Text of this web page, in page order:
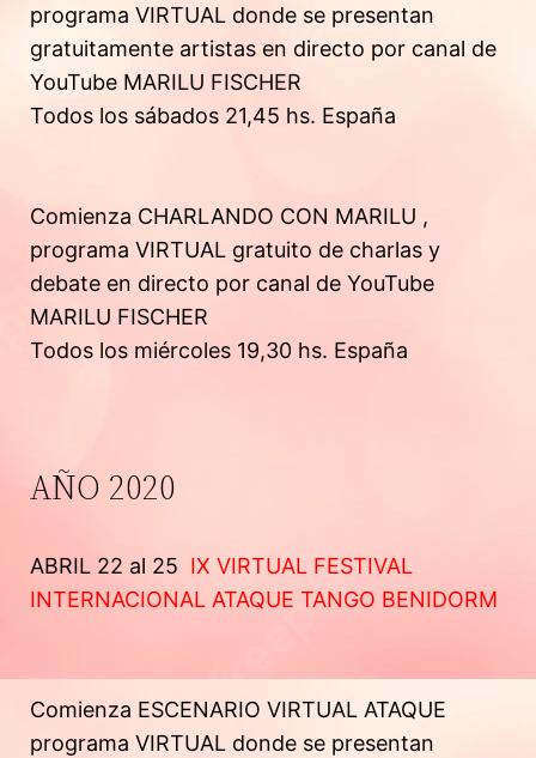
programa VIRTUAL donde se presentan
gratuitamente artistas en directo por canal de
YouTube MARILU FISCHER
Todos los sábados 21,45 hs. España
Comienza CHARLANDO CON MARILU ,
programa VIRTUAL gratuito de charlas y
debate en directo por canal de YouTube
MARILU FISCHER
Todos los miércoles 19,30 hs. España
AÑO 2020
ABRIL 22 al 25 IX VIRTUAL FESTIVAL
INTERNACIONAL ATAQUE TANGO BENIDORM
Comienza ESCENARIO VIRTUAL ATAQUE
programa VIRTUAL donde se presentan